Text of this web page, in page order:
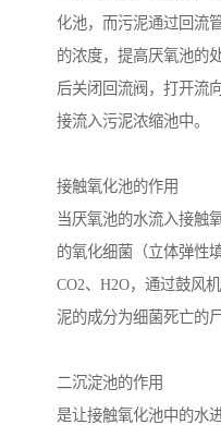
化池，而污泥通过回流
的浓度，提高厌氧池的
后关闭回流阀，打开流
接流入污泥浓缩池中。
接触氧化池的作用
当厌氧池的水流入接触
的氧化细菌（立体弹性
CO2、H2O，通过鼓风
泥的成分为细菌死亡的尸
二沉淀池的作用
是让接触氧化池中的水